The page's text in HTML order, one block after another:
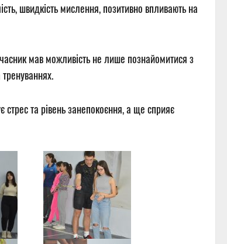
швидкість мислення, позитивно впливають на
мав можливість не лише познайомитися з
та рівень занепокоєння, а ще сприяє